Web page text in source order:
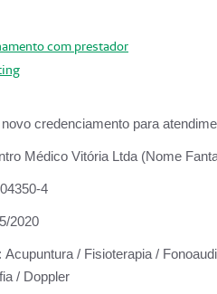
com prestador
novo credenciamento para
Médico Vitória Ltda (Nome
4
2020
Acupuntura / Fisioterapia /
/ Doppler